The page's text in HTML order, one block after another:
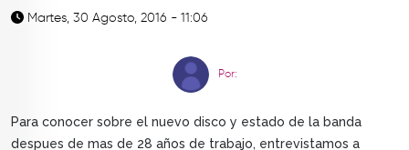
Martes, 30 Agosto, 2016 - 11:06
Por:
Para conocer sobre el nuevo disco y estado de la banda
despues de mas de 28 años de trabajo, entrevistamos a